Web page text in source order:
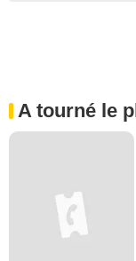
A tourné le